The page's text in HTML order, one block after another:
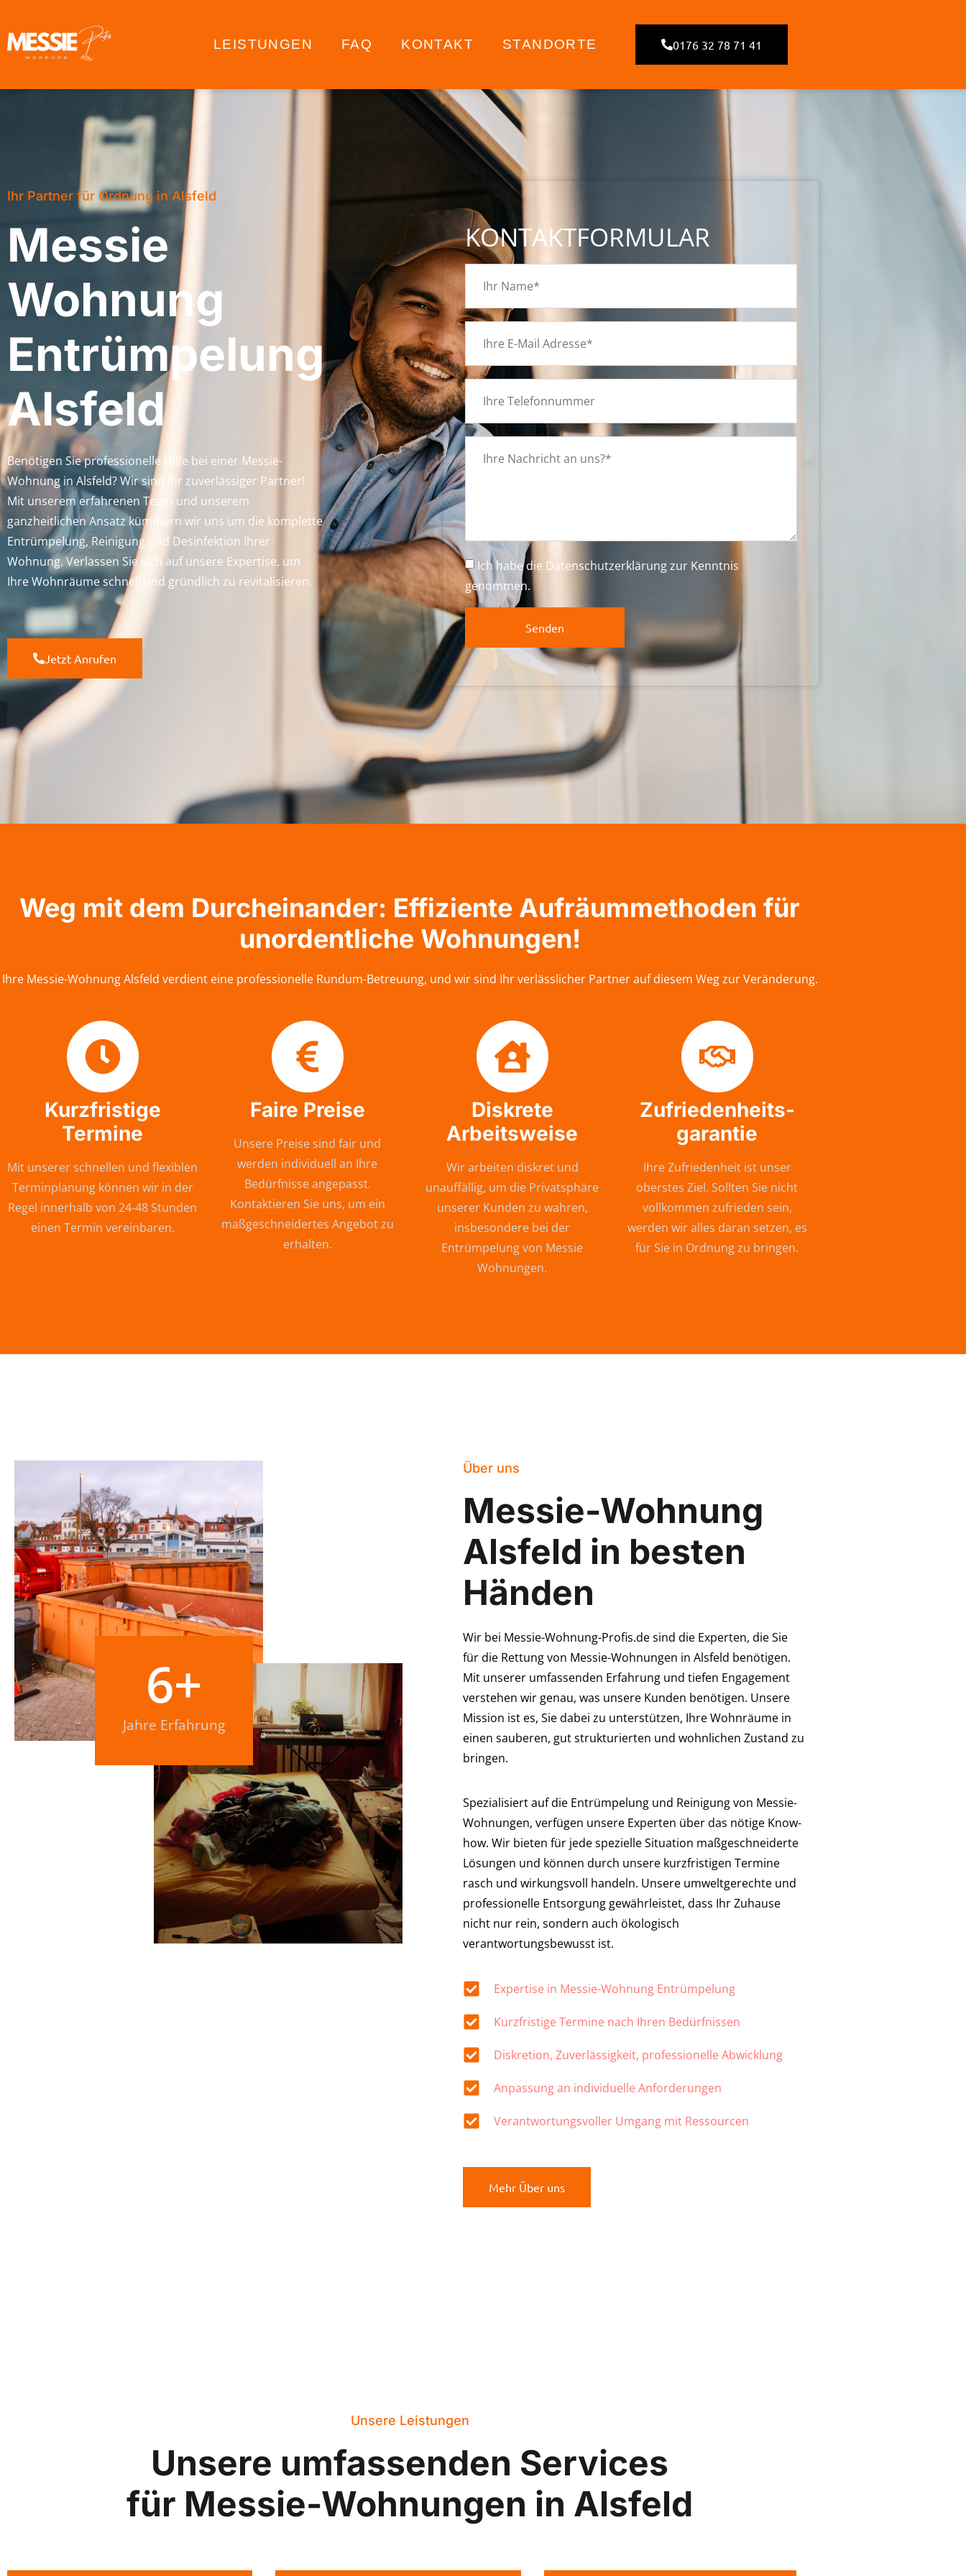
LEISTUNGEN FAQ KONTAKT STANDORTE 0176 32 78 71 41
Ihr Partner für Ordnung in Alsfeld
Messie
Wohnung
Entrümpelung
Alsfeld
Benötigen Sie professionelle Hilfe bei einer Messie-
Wohnung in Alsfeld? Wir sind Ihr zuverlässiger Partner!
Mit unserem erfahrenen Team und unserem
ganzheitlichen Ansatz kümmern wir uns um die komplette
Entrümpelung, Reinigung und Desinfektion Ihrer
Wohnung. Verlassen Sie sich auf unsere Expertise, um
Ihre Wohnräume schnell und gründlich zu revitalisieren.
Jetzt Anrufen
KONTAKTFORMULAR
Ich habe die Datenschutzerklärungzur Kenntnis
genommen.
Senden
Weg mit dem Durcheinander: Effiziente Aufräummethoden für
unordentliche Wohnungen!
Ihre Messie-Wohnung Alsfeld verdient eine professionelle Rundum-Betreuung, und wir sind Ihr verlässlicher Partner auf diesem Weg zur Veränderung.
Kurzfristige
Termine
Mit unserer schnellen und flexiblen
Terminplanung können wir in der
Regel innerhalb von 24-48 Stunden
einen Termin vereinbaren.
Faire Preise
Unsere Preise sind fair und
werden individuell an Ihre
Bedürfnisse angepasst.
Kontaktieren Sie uns, um ein
maßgeschneidertes Angebot zu
erhalten.
Diskrete
Arbeitsweise
Wir arbeiten diskret und
unauffällig, um die Privatsphäre
unserer Kunden zu wahren,
insbesondere bei der
Entrümpelung von Messie
Wohnungen.
Zufriedenheits-
garantie
Ihre Zufriedenheit ist unser
oberstes Ziel. Sollten Sie nicht
vollkommen zufrieden sein,
werden wir alles daran setzen, es
für Sie in Ordnung zu bringen.
Jahre Erfahrung
6+
Über uns
Messie-Wohnung
Alsfeld in besten
Händen
Wir bei Messie-Wohnung-Profis.de sind die Experten, die Sie
für die Rettung von Messie-Wohnungen in Alsfeld benötigen.
Mit unserer umfassenden Erfahrung und tiefen Engagement
verstehen wir genau, was unsere Kunden benötigen. Unsere
Mission ist es, Sie dabei zu unterstützen, Ihre Wohnräume in
einen sauberen, gut strukturierten und wohnlichen Zustand zu
bringen.
Spezialisiert auf die Entrümpelung und Reinigung von Messie-
Wohnungen, verfügen unsere Experten über das nötige Know-
how. Wir bieten für jede spezielle Situation maßgeschneiderte
Lösungen und können durch unsere kurzfristigen Termine
rasch und wirkungsvoll handeln. Unsere umweltgerechte und
professionelle Entsorgung gewährleistet, dass Ihr Zuhause
nicht nur rein, sondern auch ökologisch
verantwortungsbewusst ist.
Expertise in Messie-Wohnung Entrümpelung
Kurzfristige Termine nach Ihren Bedürfnissen
Diskretion, Zuverlässigkeit, professionelle Abwicklung
Anpassung an individuelle Anforderungen
Verantwortungsvoller Umgang mit Ressourcen
Mehr Über uns
Unsere Leistungen
Unsere umfassenden Services
für Messie-Wohnungen in Alsfeld